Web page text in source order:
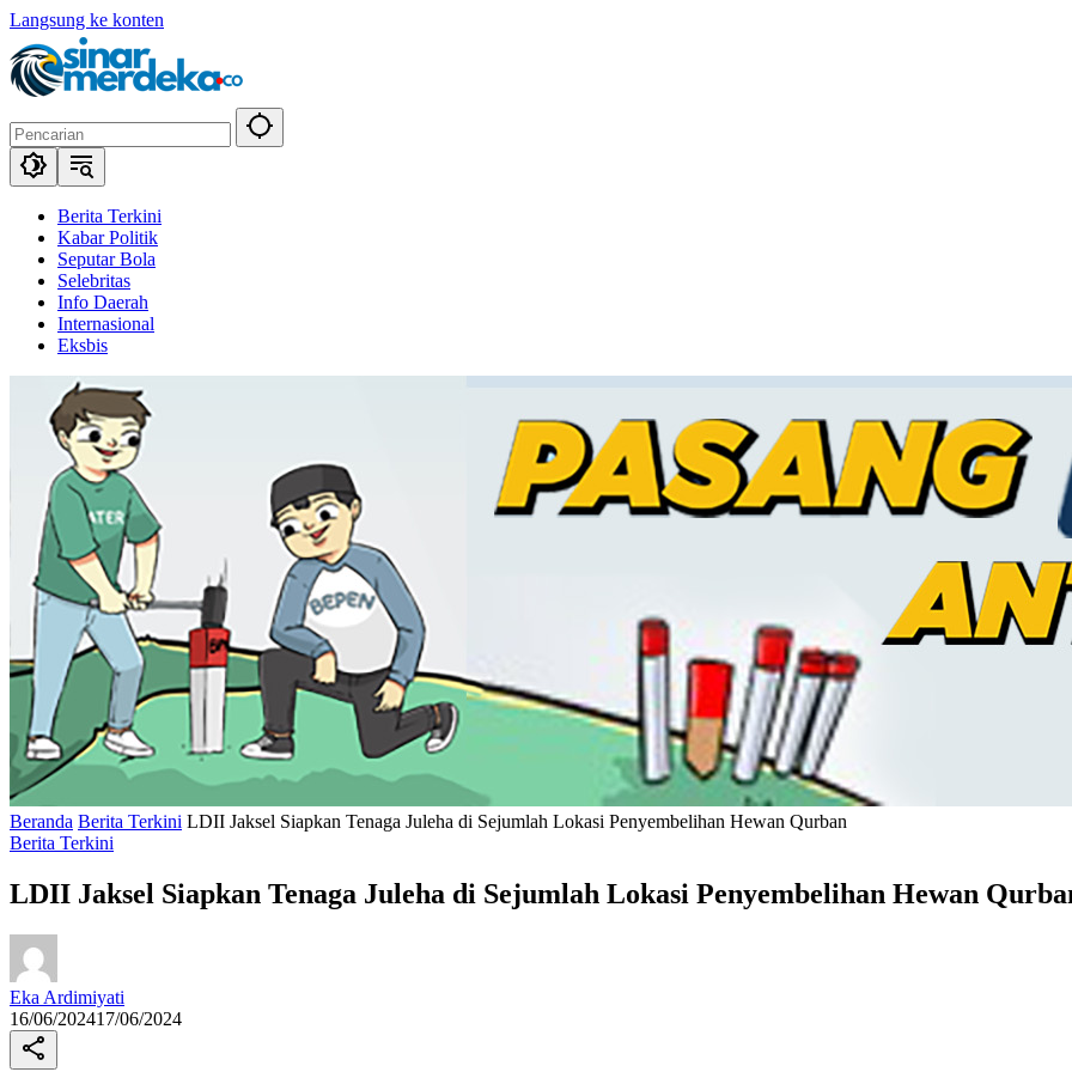
Langsung ke konten
Berita Terkini
Kabar Politik
Seputar Bola
Selebritas
Info Daerah
Internasional
Eksbis
Beranda Berita Terkini LDII Jaksel Siapkan Tenaga Juleha di Sejumlah Lokasi Penyembelihan Hewan Qurban
Berita Terkini
LDII Jaksel Siapkan Tenaga Juleha di Sejumlah Lokasi Penyembelihan Hewan
Eka Ardimiyati
16/06/202417/06/2024